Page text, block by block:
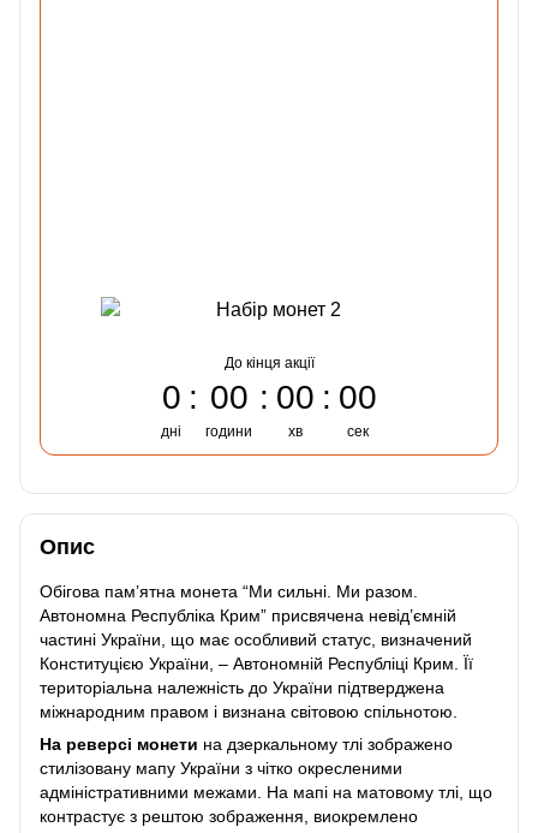
До кінця акції
0
дні
00
години
00
хв
00
сек
Опис
Обігова пам’ятна монета “Ми сильні. Ми разом.
Автономна Республіка Крим” присвячена невід’ємній
частині України, що має особливий статус, визначений
Конституцією України, – Автономній Республіці Крим. Її
територіальна належність до України підтверджена
міжнародним правом і визнана світовою спільнотою.
На реверсі монети на дзеркальному тлі зображено
стилізовану мапу України з чітко окресленими
адміністративними межами. На мапі на матовому тлі, що
контрастує з рештою зображення, виокремлено